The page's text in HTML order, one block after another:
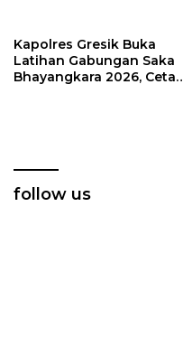
Kapolres Gresik Buka
Latihan Gabungan Saka
Bhayangkara 2026, Cetak
follow us